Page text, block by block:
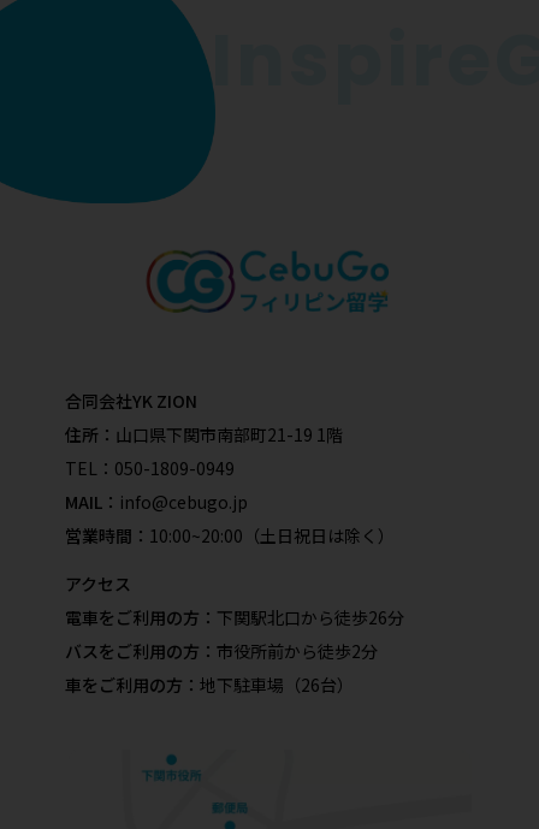
合同会社YK ZION
住所： 山口県下関市南部町21-19 1階
TEL： 050-1809-0949
MAIL： info@cebugo.jp
営業時間： 10:00~20:00（土日祝日は除く）
アクセス
電車をご利用の方： 下関駅北口から徒歩26分
バスをご利用の方： 市役所前から徒歩2分
車をご利用の方： 地下駐車場（26台）